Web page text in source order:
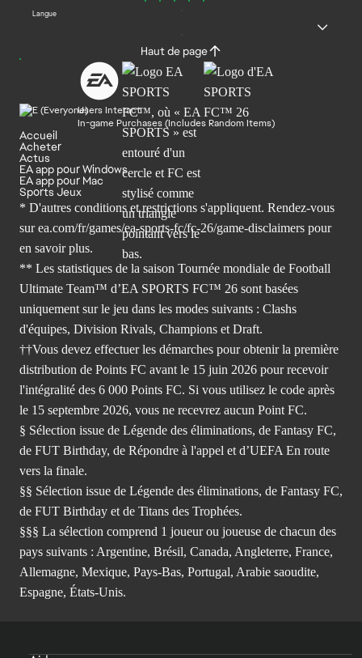
Langue
Haut de page
Users Interact
In-game Purchases (Includes Random Items)
Accueil
Acheter
Actus
EA app pour Windows
EA app pour Mac
Sports Jeux
* D'autres conditions et restrictions s'appliquent. Rendez-vous
sur ea.com/fr/games/ea-sports-fc/fc-26/game-disclaimers pour
en savoir plus.
** Les statistiques de la saison Tournée mondiale de Football
Ultimate Team™ d’EA SPORTS FC™ 26 sont basées
uniquement sur le jeu dans les modes suivants : Clashs
d'équipes, Division Rivals, Champions et Draft.
††Vous devez effectuer les démarches pour obtenir la première
distribution de Points FC avant le 15 juin 2026 pour recevoir
l'intégralité des 6 000 Points FC. Si vous utilisez le code après
le 15 septembre 2026, vous ne recevrez aucun Point FC.
§ Sélection issue de Légende des éliminations, de Fantasy FC,
de FUT Birthday, de Répondre à l'appel et d’UEFA En route
vers la finale.
§§ Sélection issue de Légende des éliminations, de Fantasy FC,
de FUT Birthday et de Titans des Trophées.
§§§ La sélection comprend 1 joueur ou joueuse de chacun des
pays suivants : Argentine, Brésil, Canada, Angleterre, France,
Allemagne, Mexique, Pays-Bas, Portugal, Arabie saoudite,
Espagne, États-Unis.